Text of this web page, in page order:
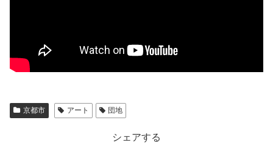
京都市 アート 団地
シェアする